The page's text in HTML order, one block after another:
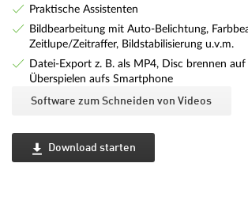
Praktische Assistenten
Bildbearbeitung mit Auto-Belichtung,
Zeitlupe/Zeitraffer, Bildstabilisierung u.v.m.
Datei-Export z. B. als MP4, Disc brennen
Überspielen aufs Smartphone
Software zum Schneiden von Videos
Download starten